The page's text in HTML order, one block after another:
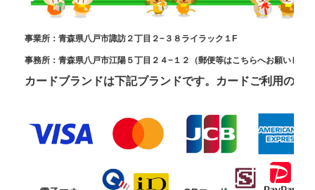
事業所：青森県八戸市諏訪２丁目２−３８ライラック１F
事務所：青森県八戸市江陽５丁目２４−１２（郵便等はこちらへお願いしま
カードブランドは下記ブランドです。カードご利用の際